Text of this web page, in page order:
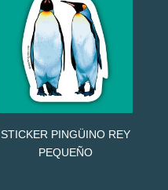
STICKER PINGÜINO REY
PEQUEÑO